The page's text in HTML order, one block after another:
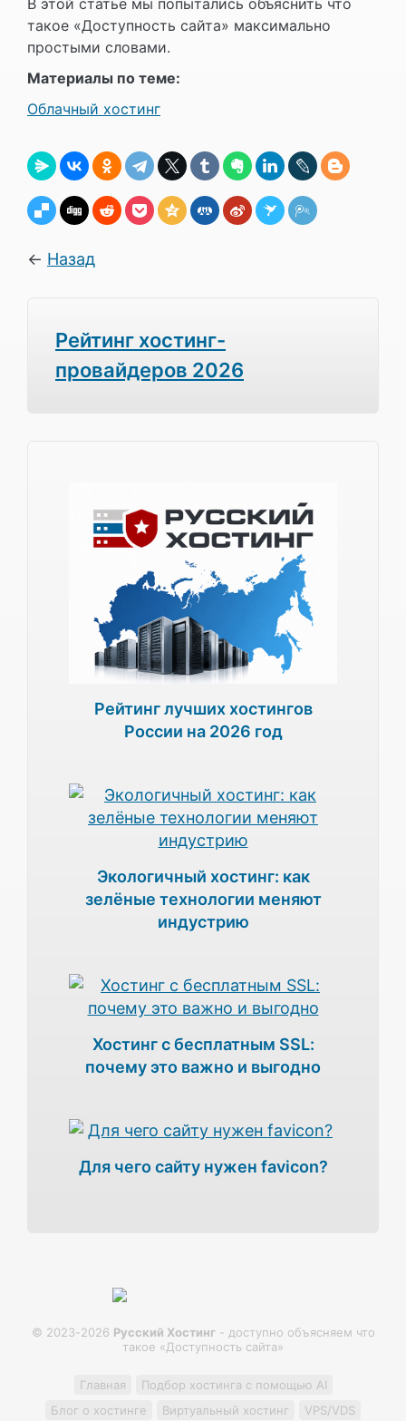
такое «Доступность сайта» максимально
простыми словами.
Материалы по теме:
Облачный хостинг
← Назад
Рейтинг хостинг-
провайдеров 2026
Рейтинг лучших хостингов
России на 2026 год
Экологичный хостинг: как
зелёные технологии меняют
индустрию
Хостинг с бесплатным SSL:
почему это важно и выгодно
Для чего сайту нужен favicon?
© 2023-2026 Русский Хостинг- доступно объясняем что
такое «Доступность сайта»
Главная
Подбор хостинга с помощью AI
Блог о хостинге
Виртуальный хостинг VPS/VDS